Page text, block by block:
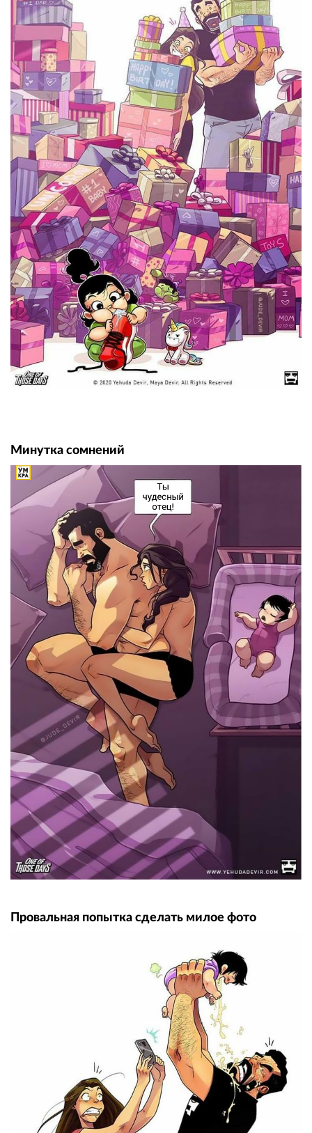
Минутка сомнений
Провальная попытка сделать милое фото